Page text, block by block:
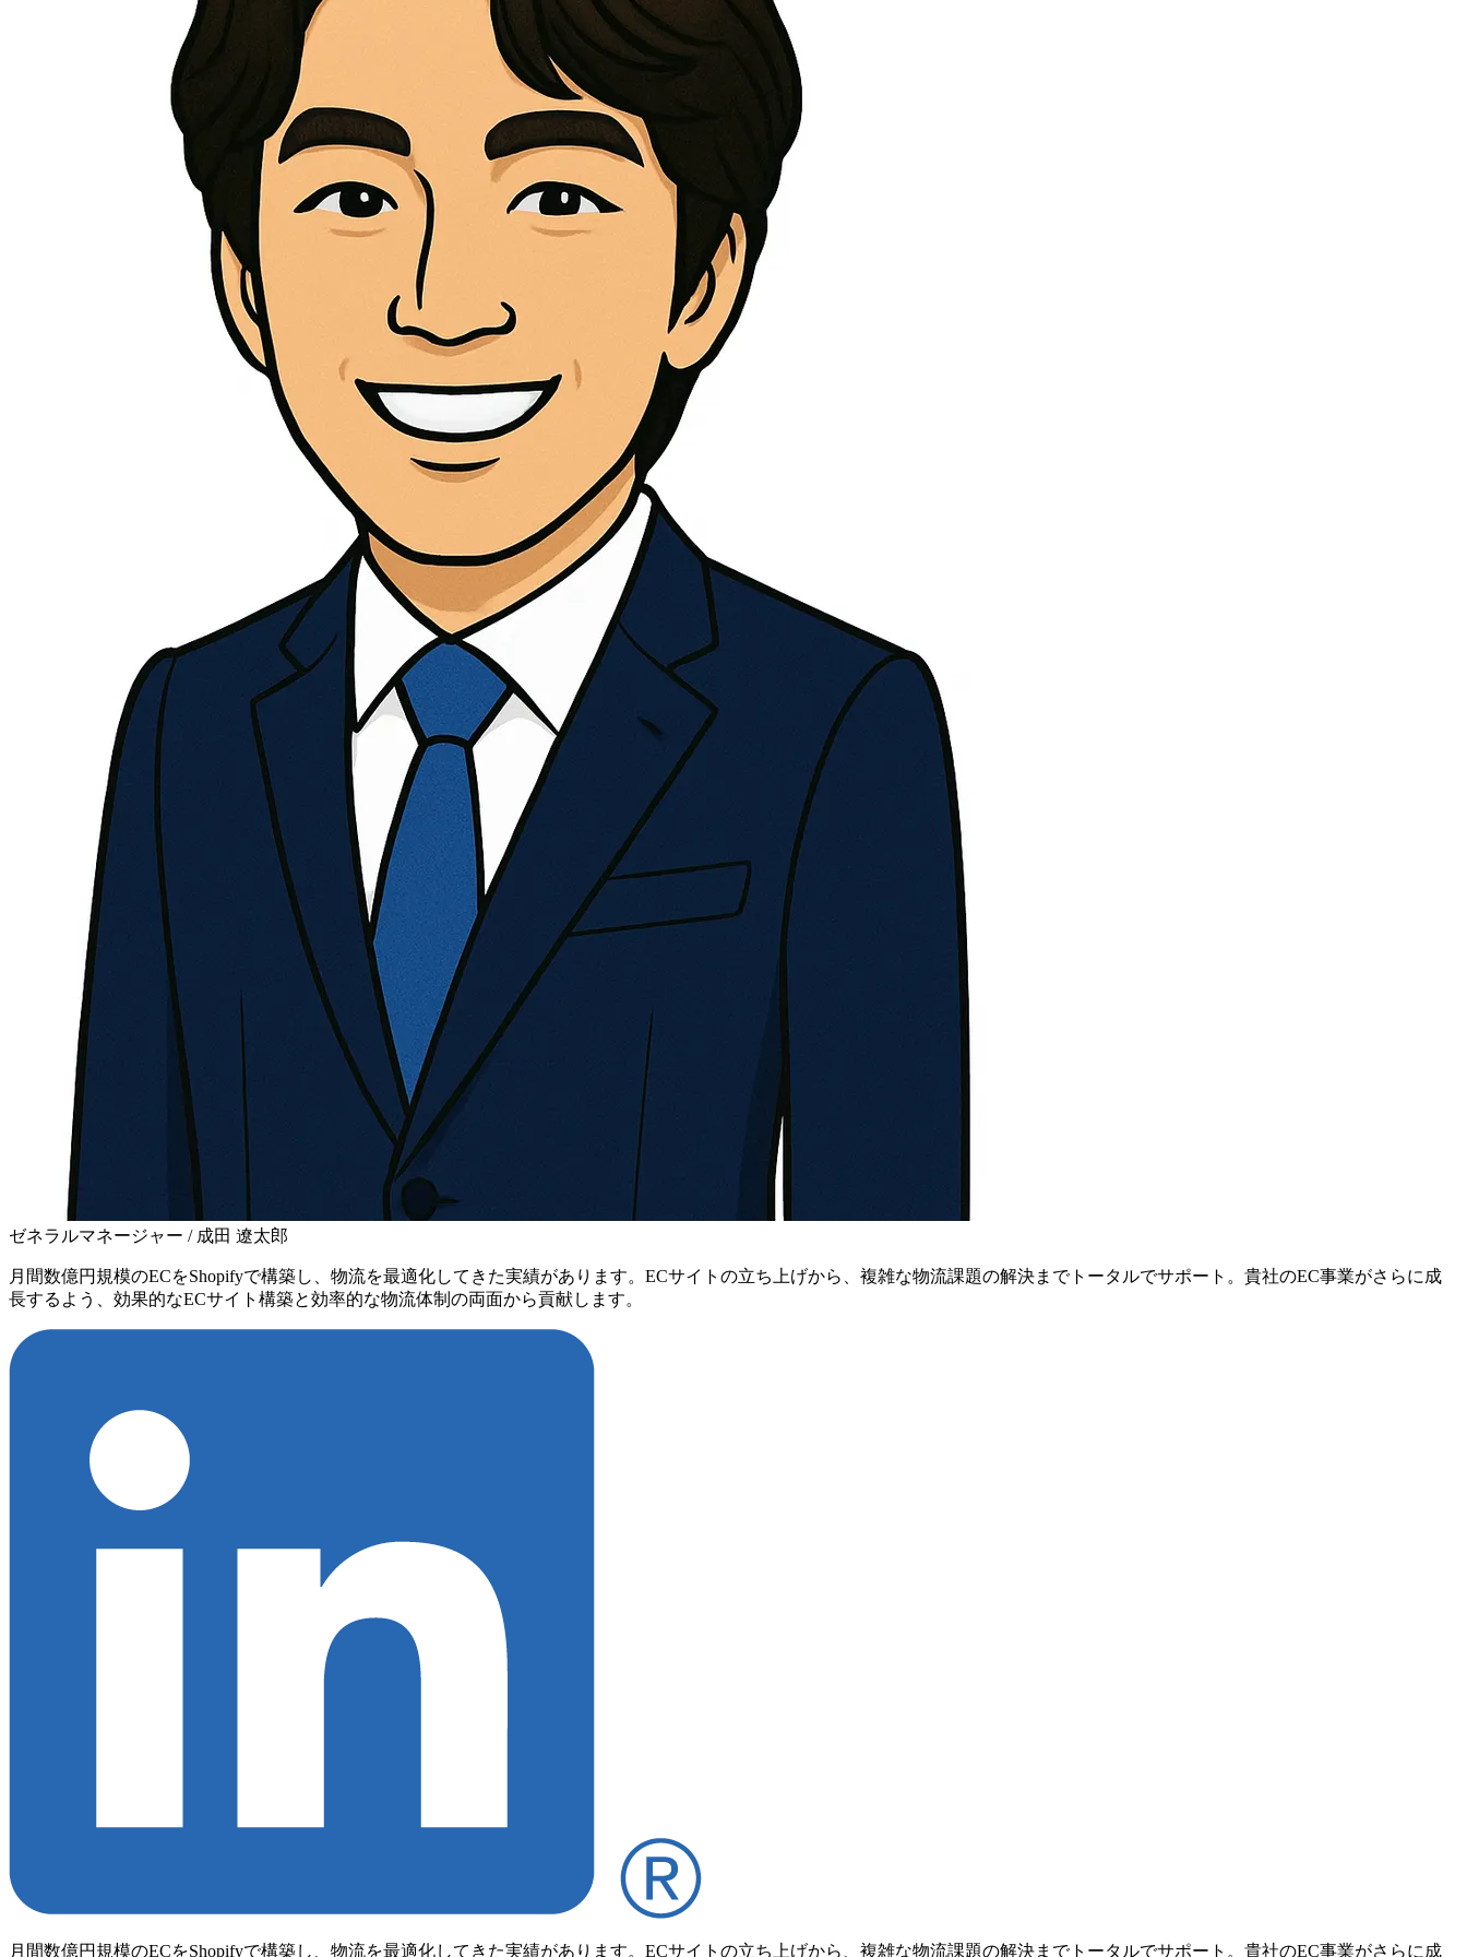
ゼネラルマネージャー / 成田 遼太郎
月間数億円規模のECをShopifyで構築し、物流を最適化してきた実績があります。ECサイトの立ち上げから、複雑な物流課題の解決までトータルでサポート。貴社のEC事業がさらに成
長するよう、効果的なECサイト構築と効率的な物流体制の両面から貢献します。
月間数億円規模のECをShopifyで構築し、物流を最適化してきた実績があります。ECサイトの立ち上げから、複雑な物流課題の解決までトータルでサポート。貴社のEC事業がさらに成